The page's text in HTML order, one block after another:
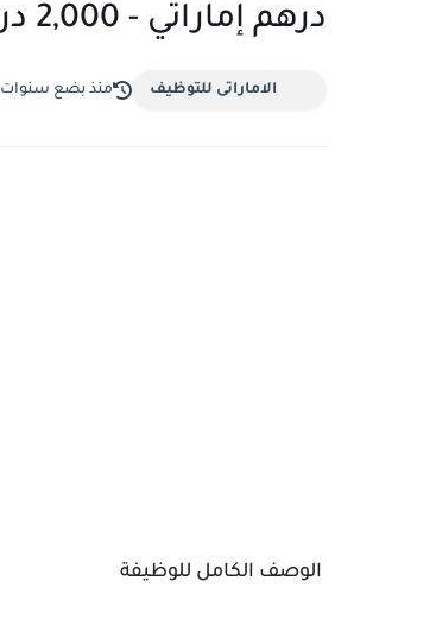
درهم إماراتي - 2,000 درهم إماراتي شهريًا
الاماراتى للتوظيف منذ بضع سنوات
الوصف الكامل للوظيفة